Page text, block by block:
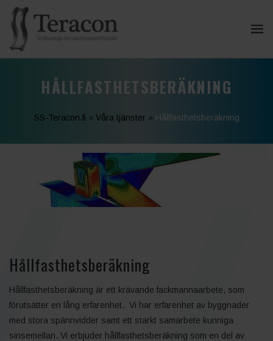
HÅLLFASTHETSBERÄKNING
SS-Teracon.fi » Våra tjänster » Hållfasthetsberäkning
Hållfasthetsberäkning
Hållfasthetsberäkning är ett krävande fackmannaarbete, som
förutsätter en lång erfarenhet. Vi har erfarenhet av byggnader
med stora spännvidder samt ett starkt samarbete kunniga
sinsemellan. Vi erbjuder hållfasthetsberäkning som en del av